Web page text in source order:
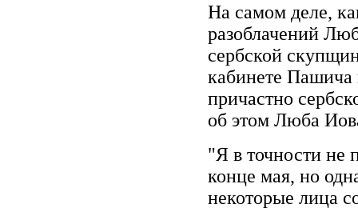
На самом деле,
разоблачений
сербской
кабинете Пашича
причастно
об этом Люба
"Я в точности не
конце мая, но
некоторые лица